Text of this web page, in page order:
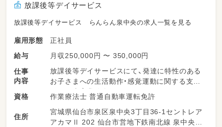
放課後等デイサービス
放課後等デイサービス らんらん泉中央の求人一覧を見る
雇用形態
正社員
給与
月収250,000円 〜 350,000円
仕事
内容
放課後等デイサービスにて、発達に特性のある
お子さまへの生活動作・感覚運動に関する支援
および療育業務全般をお任せします✨
【お仕事内容】
・手先の巧緻性（はさみ・文具の使い方）や日々の
生活動作（着替え・手洗いなど）の個別トレーニ
資格 作業療法士 普通自動車運転免許
住所
宮城県仙台市泉区泉中央3丁目36-1セントレア
アカマⅡ 202 仙台市営地下鉄南北線 泉中央駅